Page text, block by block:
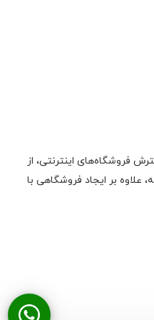
سال 1385 آغاز نمود. در طی گذشت سال‌های اخیر و گسترش فروشگاه‌های اینترنتی، از
بر ایجاد فروشگاهی با